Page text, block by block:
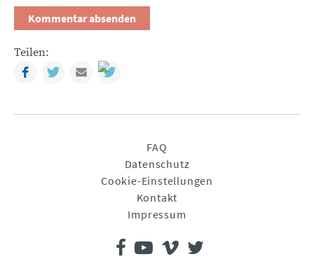
Teilen:
FacebookTwitterMail
FAQ
Datenschutz
Cookie-Einstellungen
Kontakt
Impressum